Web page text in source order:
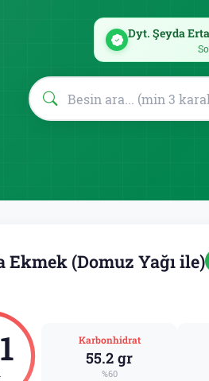
Dyt. Şeyda
(Domuz Yağı ile)
Karbonhidrat
55.2 gr
%60